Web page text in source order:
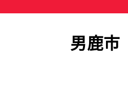
男鹿市